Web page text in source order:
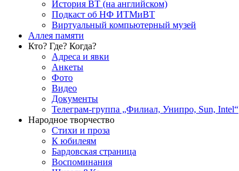
История ВТ (на английском)
Подкаст об НФ ИТМиВТ
Виртуальный компьютерный музей
Аллея памяти
Кто? Где? Когда?
Адреса и явки
Анкеты
Фото
Видео
Документы
Телеграм-группа „Филиал, Унипро, Sun, Intel“
Народное творчество
Стихи и проза
К юбилеям
Бардовская страница
Воспоминания